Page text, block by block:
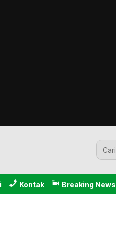
Kontak Breaking News